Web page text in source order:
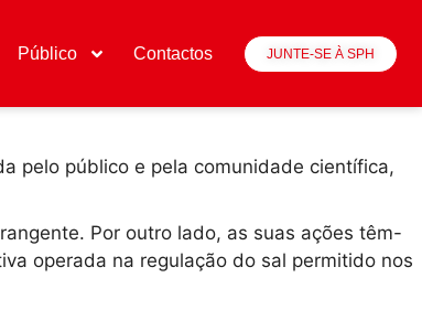
Público Contactos JUNTE-SE À SPH
pelo público e pela comunidade científica,
Por outro lado, as suas ações têm-
operada na regulação do sal permitido nos